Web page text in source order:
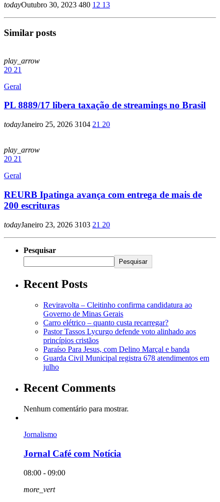
todayOutubro 30, 2023 480 12 13
Similar posts
play_arrow
20 21
Geral
PL 8889/17 libera taxação de streamings no Brasil
todayJaneiro 25, 2026 3104 21 20
play_arrow
20 21
Geral
REURB Ipatinga avança com entrega de mais de
200 escrituras
todayJaneiro 23, 2026 3103 21 20
Pesquisar
Pesquisar
Recent Posts
Reviravolta – Cleitinho confirma candidatura ao
Governo de Minas Gerais
Carro elétrico – quanto custa recarregar?
Pastor Tassos Lycurgo defende voto alinhado aos
princípios cristãos
Paraíso Para Jesus, com Delino Marçal e banda
Guarda Civil Municipal registra 678 atendimentos em
julho
Recent Comments
Nenhum comentário para mostrar.
Jornalismo
Jornal Café com Notícia
08:00 - 09:00
more_vert